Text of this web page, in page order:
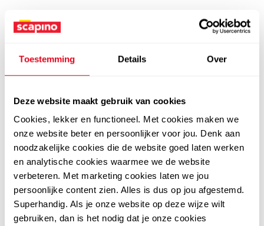
Toestemming Details Over
Deze website maakt gebruik van cookies
Cookies, lekker en functioneel. Met cookies maken we
onze website beter en persoonlijker voor jou. Denk aan
noodzakelijke cookies die de website goed laten werken
en analytische cookies waarmee we de website
verbeteren. Met marketing cookies laten we jou
persoonlijke content zien. Alles is dus op jou afgestemd.
Superhandig. Als je onze website op deze wijze wilt
gebruiken, dan is het nodig dat je onze cookies